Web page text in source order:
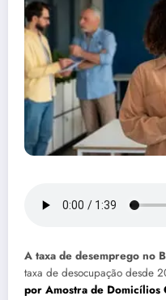
A taxa de desemprego no
taxa de desocupação desde
por Amostra de Domicílios